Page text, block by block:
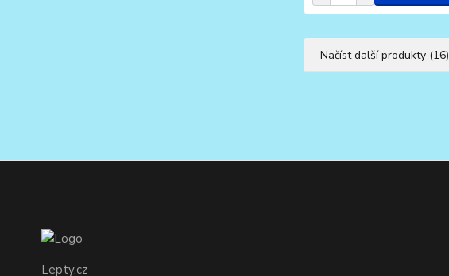
Načíst další produkty (16)
Lepty.cz